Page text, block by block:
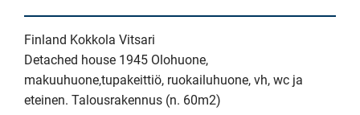
Finland Kokkola Vitsari
Detached house 1945 Olohuone,
makuuhuone,tupakeittiö, ruokailuhuone, vh, wc ja
eteinen. Talousrakennus (n. 60m2)